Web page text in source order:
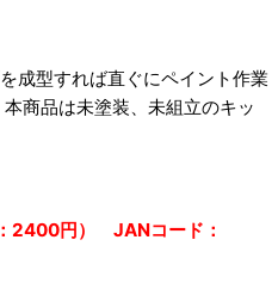
成型すれば直ぐにペイント作業
商品は未塗装、未組立のキッ
2400円） JANコード：